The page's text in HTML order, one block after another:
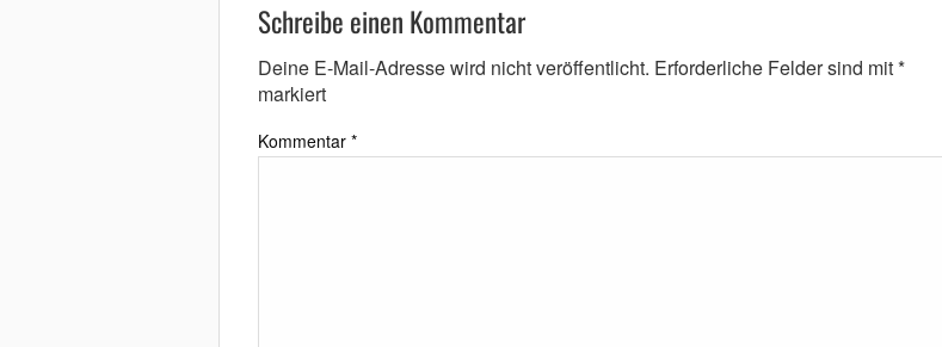
Schreibe einen Kommentar
Deine E-Mail-Adresse wird nicht veröffentlicht. Erforderliche Felder sind mit*
markiert
Kommentar *